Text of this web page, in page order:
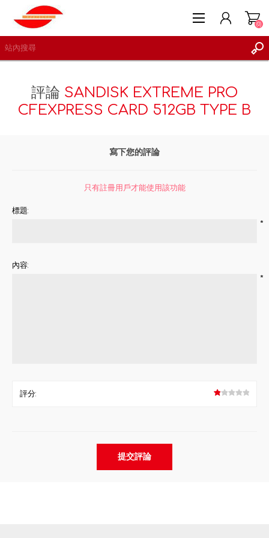
(0)
評論 SANDISK EXTREME PRO
CFEXPRESS CARD 512GB TYPE B
寫下您的評論
只有註冊用戶才能使用該功能
標題:
*
內容:
*
評分: